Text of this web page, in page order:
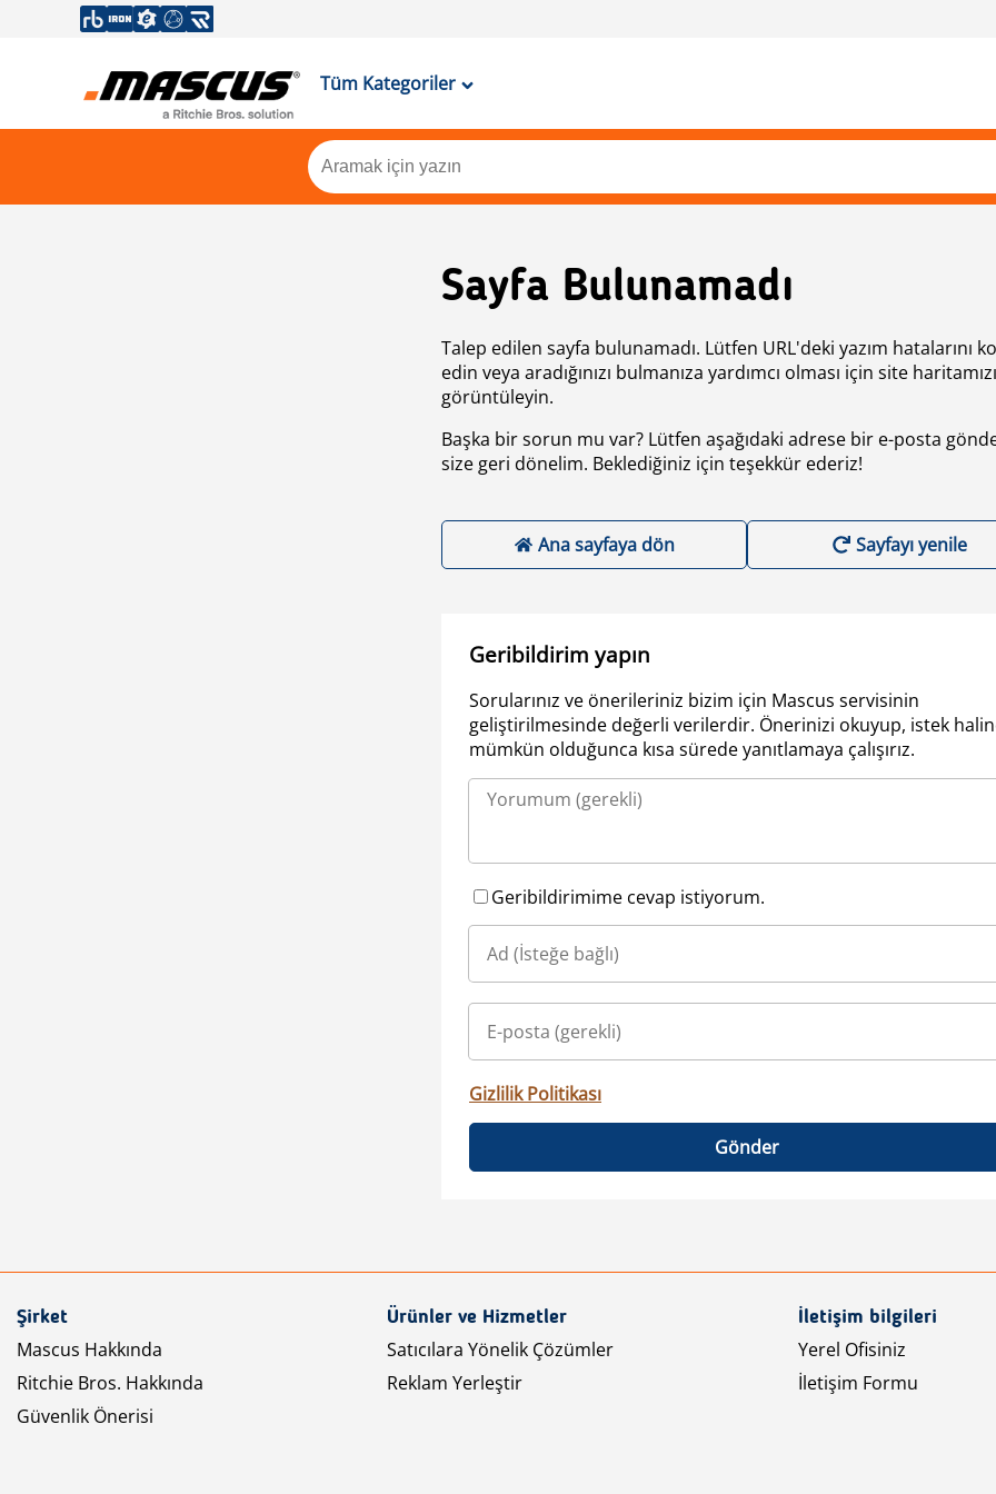
Tüm Kategoriler
Sayfa Bulunamadı
Talep edilen sayfa bulunamadı. Lütfen URL'deki yazım hatalarını
edin veya aradığınızı bulmanıza yardımcı olması için site haritamızı
görüntüleyin.
Başka bir sorun mu var? Lütfen aşağıdaki adrese bir e-posta
size geri dönelim. Beklediğiniz için teşekkür ederiz!
Ana sayfaya dön Sayfayı yenile
Geribildirim yapın
Sorularınız ve önerileriniz bizim için Mascus servisinin
geliştirilmesinde değerli verilerdir. Önerinizi okuyup, istek
mümkün olduğunca kısa sürede yanıtlamaya çalışırız.
Geribildirimime cevap istiyorum.
Gizlilik Politikası
Gönder
Şirket
Mascus Hakkında
Ritchie Bros. Hakkında
Güvenlik Önerisi
Ürünler ve Hizmetler
Satıcılara Yönelik Çözümler
Reklam Yerleştir
İletişim bilgileri
Yerel Ofisiniz
İletişim Formu